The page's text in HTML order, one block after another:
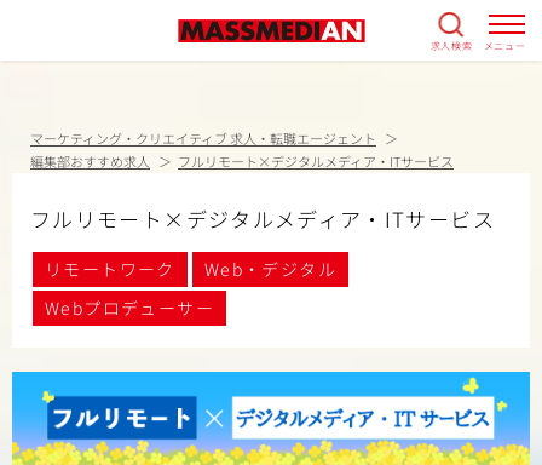
求人検索 メニュー
マーケティング・クリエイティブ 求人・転職エージェント
編集部おすすめ求人
フルリモート×デジタルメディア・ITサービス
フルリモート×デジタルメディア・ITサービス
リモートワーク
Web・デジタル
Webプロデューサー